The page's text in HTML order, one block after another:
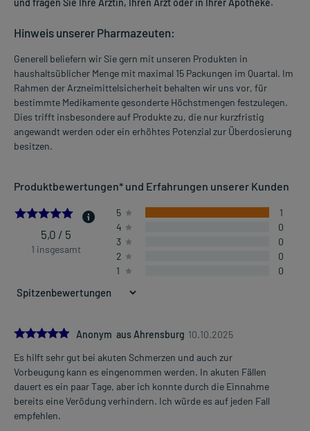
und fragen Sie Ihre Ärztin, Ihren Arzt oder in Ihrer Apotheke.
Hinweis unserer Pharmazeuten:
Generell beliefern wir Sie gern mit unseren Produkten in
haushaltsüblicher Menge mit maximal 15 Packungen im Quartal. Im
Rahmen der Arzneimittelsicherheit behalten wir uns vor, für
bestimmte Medikamente gesonderte Höchstmengen festzulegen.
Dies trifft insbesondere auf Produkte zu, die nur kurzfristig
angewandt werden oder ein erhöhtes Potenzial zur Überdosierung
besitzen.
Produktbewertungen* und Erfahrungen unserer Kunden
5.0
5,0 / 5
1 insgesamt
5
1
4
0
3
0
2
0
1
0
5.0Anonym aus Ahrensburg 10.10.2025
Es hilft sehr gut bei akuten Schmerzen und auch zur
Vorbeugung kann es eingenommen werden. In akuten Fällen
dauert es ein paar Tage, aber ich konnte durch die Einnahme
bereits eine Verödung verhindern. Ich würde es auf jeden Fall
empfehlen.